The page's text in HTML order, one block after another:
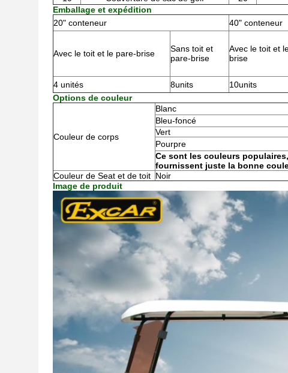
Emballage et expédition
20" conteneur
40" conteneur
Avec le toit et le pare-brise
Sans toit et
pare-brise
Avec le toit et
brise
4 unités 8units 10units
Options de couleur
Couleur de corps
Blanc
Bleu-foncé
Vert
Pourpre
Ce sont les couleurs
fournissent juste la bonne
Couleur de Seat et de toit Noir
Image de produit